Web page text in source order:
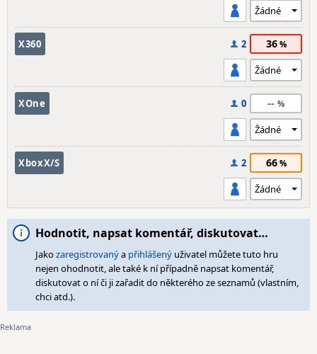
X360 2 36
XOne 0 --
XboxX/S 2 66
Hodnotit, napsat komentář, diskutovat…
Jakozaregistrovanýa přihlášený uživatel můžete tuto hru
nejen ohodnotit, ale také k ní případně napsat komentář,
diskutovat o ní či ji zařadit do některého ze seznamů (vlastním,
chci atd.).